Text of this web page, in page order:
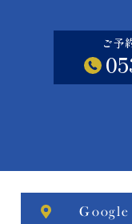
ご予
Google